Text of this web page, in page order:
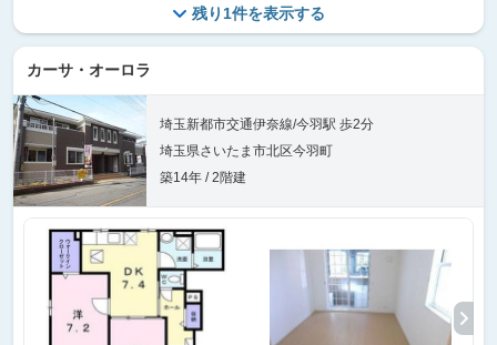
残り1件を表示する
カーサ・オーロラ
埼玉新都市交通伊奈線/今羽駅 歩2分
埼玉県さいたま市北区今羽町
築14年 / 2階建